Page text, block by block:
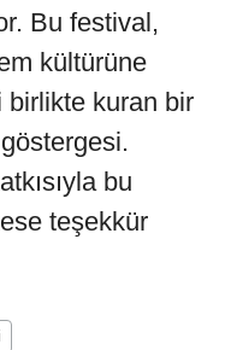
Bu festival,
kültürüne
birlikte kuran bir
bu
teşekkür